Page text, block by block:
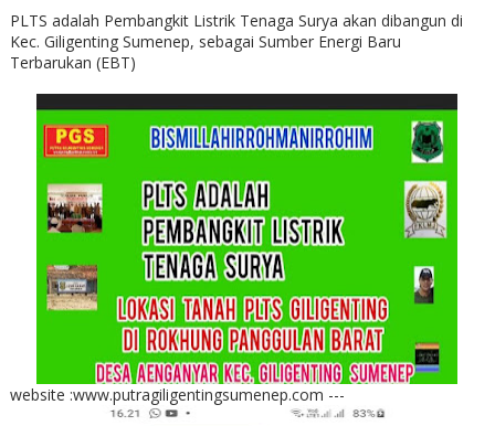
PLTS adalah Pembangkit Listrik Tenaga Surya akan dibangun di
Kec. Giligenting Sumenep, sebagai Sumber Energi Baru
Terbarukan (EBT)
website :www.putragiligentingsumenep.com ---